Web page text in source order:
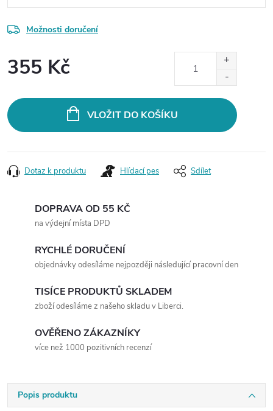
Možnosti doručení
355 Kč
VLOŽIT DO KOŠÍKU
Dotaz k produktu Hlídací pes Sdílet
DOPRAVA OD 55 KČ
na výdejní místa DPD
RYCHLÉ DORUČENÍ
objednávky odesíláme nejpozději následující pracovní den
TISÍCE PRODUKTŮ SKLADEM
zboží odesíláme z našeho skladu v Liberci.
OVĚŘENO ZÁKAZNÍKY
více než 1000 pozitivních recenzí
Popis produktu